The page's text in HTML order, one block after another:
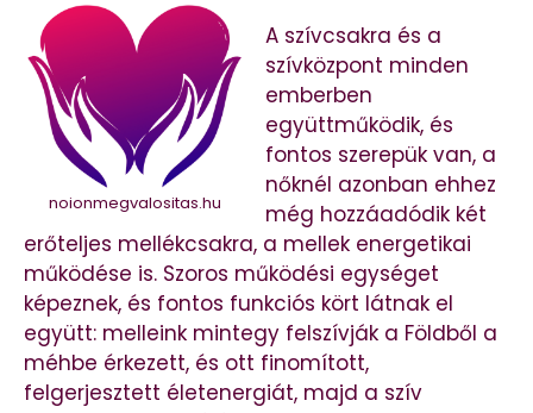
noionmegvalositas.hu
A szívcsakra és a
szívközpont minden
emberben
együttműködik, és
fontos szerepük van, a
nőknél azonban ehhez
még hozzáadódik két
erőteljes mellékcsakra, a mellek energetikai
működése is. Szoros működési egységet
képeznek, és fontos funkciós kört látnak el
együtt: melleink mintegy felszívják a Földből a
méhbe érkezett, és ott finomított,
felgerjesztett életenergiát, majd a szív